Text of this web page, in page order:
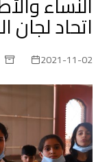
اتحاد لجان
2021-11-02